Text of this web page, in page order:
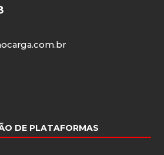
DE PLATAFORMAS